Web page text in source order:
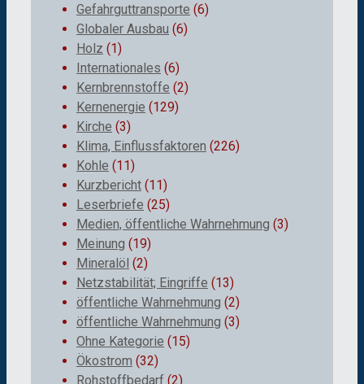
Gefahrguttransporte (6)
Globaler Ausbau (6)
Holz (1)
Internationales (6)
Kernbrennstoffe (2)
Kernenergie (129)
Kirche (3)
Klima, Einflussfaktoren (226)
Kohle (11)
Kurzbericht (11)
Leserbriefe (25)
Medien, öffentliche Wahrnehmung (3)
Meinung (19)
Mineralöl (2)
Netzstabilität; Eingriffe (13)
öffentliche Wahrnehmung (2)
öffentliche Wahrnehmung (3)
Ohne Kategorie (15)
Ökostrom (32)
Rohstoffbedarf (2)